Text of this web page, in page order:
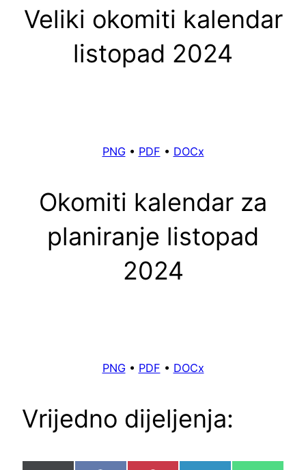
Veliki okomiti kalendar
listopad 2024
PNG • PDF • DOCx
Okomiti kalendar za
planiranje listopad
2024
PNG • PDF • DOCx
Vrijedno dijeljenja: